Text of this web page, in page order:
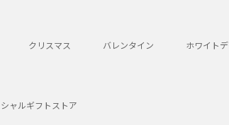
クリスマス バレンタイン ホワイト
ャルギフトストア